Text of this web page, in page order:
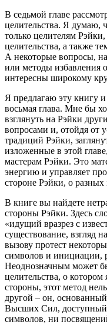
В седьмой главе
целительства. Я думаю,
только целителям
целительства, а также
А некоторые вопросы,
или методы избавления
интересны широкому
Я предлагаю эту книгу
восьмая глава. Мне бы
взглянуть на Рэйки
вопросами и, отойдя от
традиций Рэйки,
изложенные в этой
мастерам Рэйки. Это
энергию и управляет
стороне Рэйки, о
В книге вы найдете
стороны Рэйки. Здесь
«идущий вразрез с
существование, взгляд
вызову протест
символов и инициации,
Неоднозначным может
целительства, о
стороны, этот метод
другой – он,
Высших Сил,
символов, ни